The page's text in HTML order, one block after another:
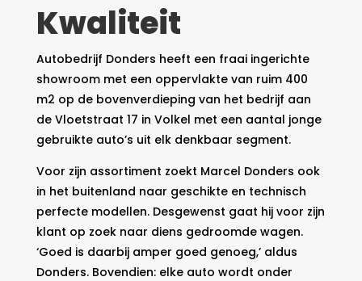
Kwaliteit
Autobedrijf Donders heeft een fraai ingerichte
showroom met een oppervlakte van ruim 400
m2 op de bovenverdieping van het bedrijf aan
de Vloetstraat 17 in Volkel met een aantal jonge
gebruikte auto’s uit elk denkbaar segment.
Voor zijn assortiment zoekt Marcel Donders ook
in het buitenland naar geschikte en technisch
perfecte modellen. Desgewenst gaat hij voor zijn
klant op zoek naar diens gedroomde wagen.
‘Goed is daarbij amper goed genoeg,’ aldus
Donders. Bovendien: elke auto wordt onder